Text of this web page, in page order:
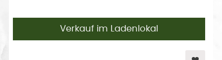
Verkauf im Ladenlokal